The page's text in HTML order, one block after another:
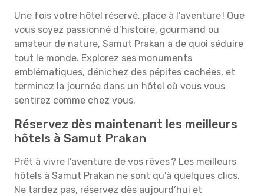
Une fois votre hôtel réservé, place à l’aventure ! Que
vous soyez passionné d’histoire, gourmand ou
amateur de nature, Samut Prakan a de quoi séduire
tout le monde. Explorez ses monuments
emblématiques, dénichez des pépites cachées, et
terminez la journée dans un hôtel où vous vous
sentirez comme chez vous.
Réservez dès maintenant les meilleurs
hôtels à Samut Prakan
Prêt à vivre l’aventure de vos rêves ? Les meilleurs
hôtels à Samut Prakan ne sont qu’à quelques clics.
Ne tardez pas, réservez dès aujourd’hui et